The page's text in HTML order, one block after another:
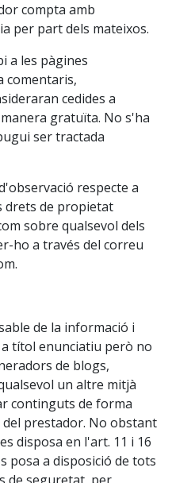
compta amb
per part dels mateixos.
a les pàgines
comentaris,
cedides a
manera gratuïta. No s'ha
ser tractada
respecte a
drets de propietat
sobre qualsevol dels
ho a través del correu
de la informació i
títol enunciatiu però no
de blogs,
un altre mitjà
continguts de forma
prestador. No obstant
disposa en l'art. 11 i 16
posa a disposició de tots